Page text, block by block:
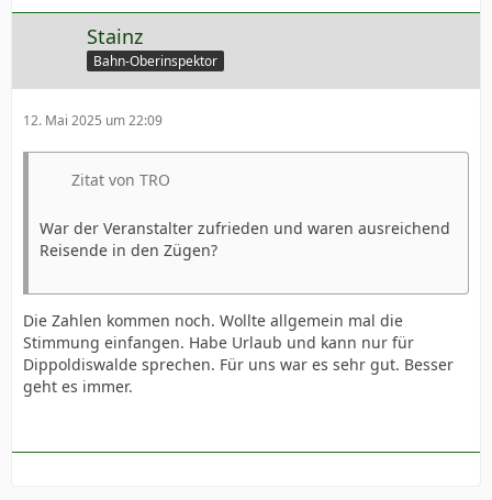
Stainz
Bahn-Oberinspektor
12. Mai 2025 um 22:09
Zitat von TRO
War der Veranstalter zufrieden und waren ausreichend
Reisende in den Zügen?
Die Zahlen kommen noch. Wollte allgemein mal die
Stimmung einfangen. Habe Urlaub und kann nur für
Dippoldiswalde sprechen. Für uns war es sehr gut. Besser
geht es immer.